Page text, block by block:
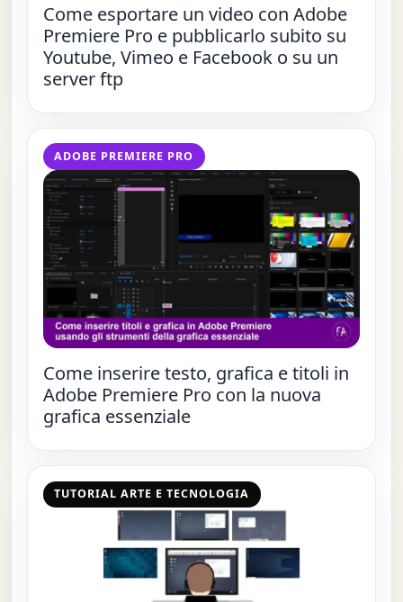
Come esportare un video con Adobe
Premiere Pro e pubblicarlo subito su
Youtube, Vimeo e Facebook o su un
server ftp
ADOBE PREMIERE PRO
Come inserire testo, grafica e titoli in
Adobe Premiere Pro con la nuova
grafica essenziale
TUTORIAL ARTE E TECNOLOGIA